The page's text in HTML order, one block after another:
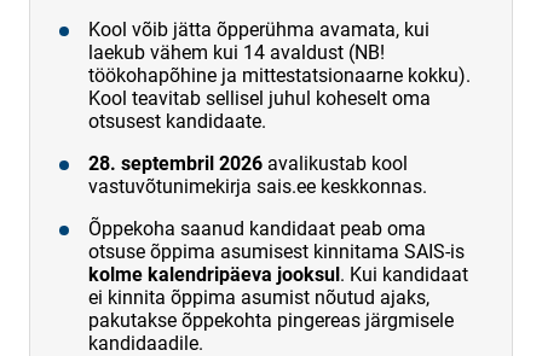
Kool võib jätta õpperühma avamata, kui
laekub vähem kui 14 avaldust (NB!
töökohapõhine ja mittestatsionaarne kokku).
Kool teavitab sellisel juhul koheselt oma
otsusest kandidaate.
28. septembril 2026 avalikustab kool
vastuvõtunimekirja sais.ee keskkonnas.
Õppekoha saanud kandidaat peab oma
otsuse õppima asumisest kinnitama SAIS-is
kolme kalendripäeva jooksul. Kui kandidaat
ei kinnita õppima asumist nõutud ajaks,
pakutakse õppekohta pingereas järgmisele
kandidaadile.